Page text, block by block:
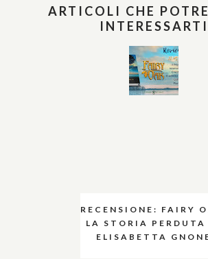
ARTICOLI CHE
INTERESSARTI
RECENSIONE: FAIRY
LA STORIA PERDUTA
ELISABETTA